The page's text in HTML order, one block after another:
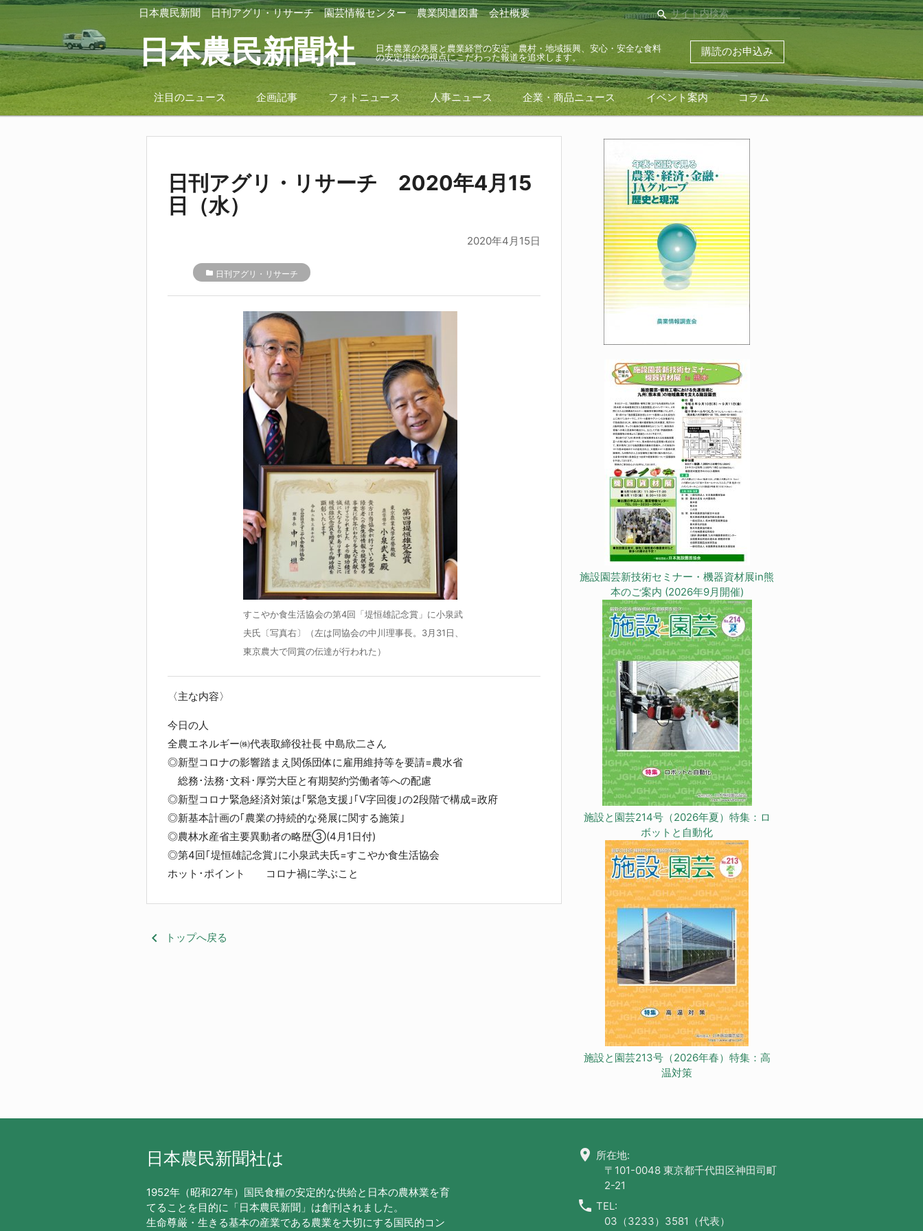
日本農民新聞 日刊アグリ・リサーチ 園芸情報センター 農業関連図書 会社概要 search
日本農民新聞社
日本農業の発展と農業経営の安定、農村・地域振興、安心・安全な食料
の安定供給の視点にこだわった報道を追求します。
購読のお申込み
注目のニュース 企画記事 フォトニュース 人事ニュース 企業・商品ニュース イベント案内 コラム
日刊アグリ・リサーチ 2020年4月15
日（水）
2020年4月15日
folder 日刊アグリ・リサーチ
すこやか食生活協会の第4回「堤恒雄記念賞」に小泉武
夫氏〔写真右〕（左は同協会の中川理事長。3月31日、
東京農大で同賞の伝達が行われた）
〈主な内容〉
今日の人
全農エネルギー㈱代表取締役社長 中島欣二さん
◎新型コロナの影響踏まえ関係団体に雇用維持等を要請=農水省
総務･法務･文科･厚労大臣と有期契約労働者等への配慮
◎新型コロナ緊急経済対策は｢緊急支援｣｢V字回復｣の2段階で構成=政府
◎新基本計画の｢農業の持続的な発展に関する施策｣
◎農林水産省主要異動者の略歴③(4月1日付)
◎第4回｢堤恒雄記念賞｣に小泉武夫氏=すこやか食生活協会
ホット･ポイント コロナ禍に学ぶこと
keyboard_arrow_left トップへ戻る
施設園芸新技術セミナー・機器資材展in熊
本のご案内 (2026年9月開催)
施設と園芸214号（2026年夏）特集：ロ
ボットと自動化
施設と園芸213号（2026年春）特集：高
温対策
日本農民新聞社は
1952年（昭和27年）国民食糧の安定的な供給と日本の農林業を育
てることを目的に「日本農民新聞」は創刊されました。
生命尊厳・生きる基本の産業である農業を大切にする国民的コン
location_on 所在地:
〒101-0048 東京都千代田区神田司町
2-21
call TEL:
03（3233）3581（代表）